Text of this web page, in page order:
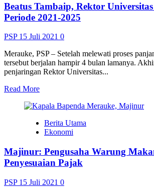
Beatus Tambaip, Rektor
Periode 2021-2025
PSP 15 Juli 2021 0
Merauke, PSP – Setelah melewati proses
tersebut berjalan hampir 4 bulan lamanya.
penjaringan Rektor Universitas...
Read MoreRead
about
Tambaip,
Rektor
Musamus
Periode
2021-
2025
Berita Utama
Ekonomi
Majinur: Pengusaha Warung
Penyesuaian Pajak
PSP 15 Juli 2021 0